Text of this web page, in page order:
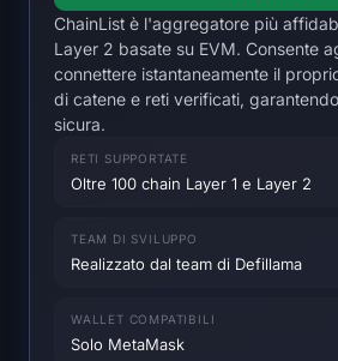
Tutte le Liquidations
Mappa di calore di BTC
Mappa termica di ETH
Mappa termica di SOL
Mappa termica di ZEC
ChainList è l'aggregatore più
Layer 2 basate su EVM. Consente
connettere istantaneamente il
di catene e reti verificati,
sicura.
RETI SUPPORTATE
Oltre 100 chain Layer 1 e Layer 2
TEAM DI SVILUPPO
Realizzato dal team di Defillama
WALLET COMPATIBILI
Solo MetaMask